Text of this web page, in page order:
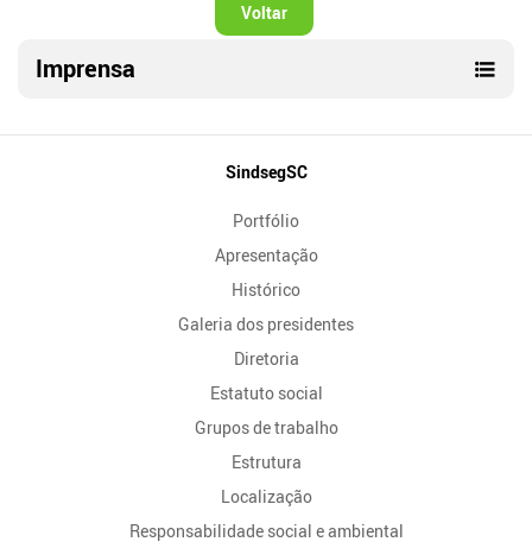
Voltar
Imprensa
SindsegSC
Portfólio
Apresentação
Histórico
Galeria dos presidentes
Diretoria
Estatuto social
Grupos de trabalho
Estrutura
Localização
Responsabilidade social e ambiental